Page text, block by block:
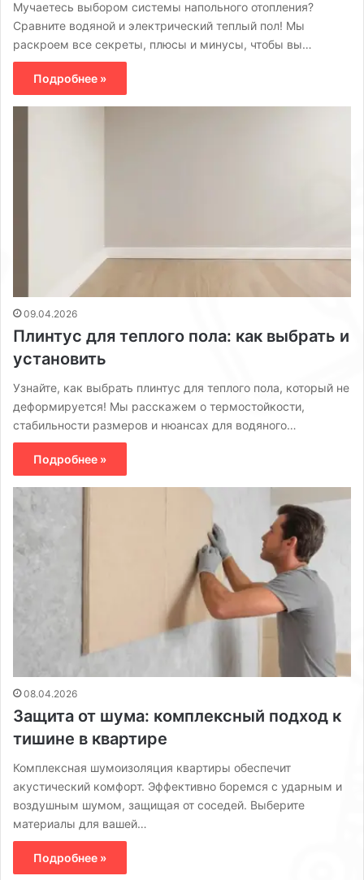
Мучаетесь выбором системы напольного отопления?
Сравните водяной и электрический теплый пол! Мы
раскроем все секреты, плюсы и минусы, чтобы вы…
Подробнее »
09.04.2026
Плинтус для теплого пола: как выбрать и
установить
Узнайте, как выбрать плинтус для теплого пола, который не
деформируется! Мы расскажем о термостойкости,
стабильности размеров и нюансах для водяного…
Подробнее »
08.04.2026
Защита от шума: комплексный подход к
тишине в квартире
Комплексная шумоизоляция квартиры обеспечит
акустический комфорт. Эффективно боремся с ударным и
воздушным шумом, защищая от соседей. Выберите
материалы для вашей…
Подробнее »